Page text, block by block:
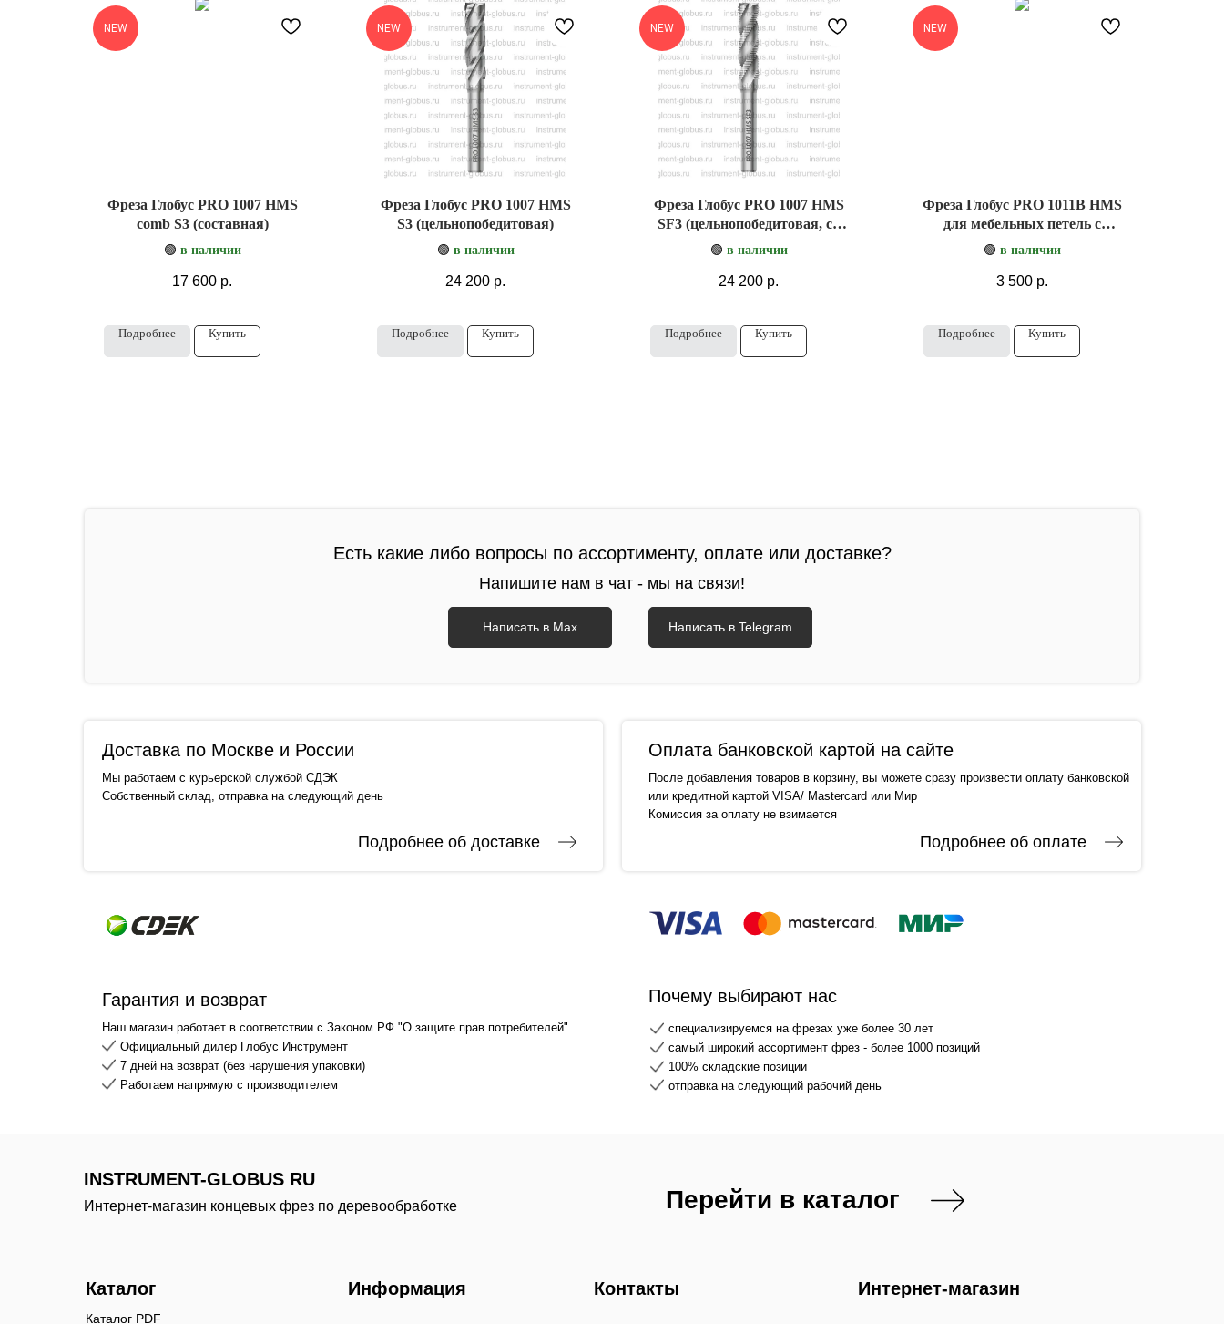
NEW
Фреза Глобус PRO 1007 HMS
comb S3 (составная)
🟢 в наличии
17 600 р.
Подробнее Купить
NEW
Фреза Глобус PRO 1007 HMS
S3 (цельнопобедитовая)
🟢 в наличии
24 200 р.
Подробнее Купить
NEW
Фреза Глобус PRO 1007 HMS
SF3 (цельнопобедитовая, со
стружколомом)
🟢 в наличии
24 200 р.
Подробнее Купить
NEW
Фреза Глобус PRO 1011B HMS
для мебельных петель с
подшипником
🟢 в наличии
3 500 р.
Подробнее Купить
Есть какие либо вопросы по ассортименту, оплате или доставке?
Напишите нам в чат - мы на связи!
Написать в Max Написать в Telegram
Доставка по Москве и России
Мы работаем с курьерской службой СДЭК
Собственный склад, отправка на следующий день
Подробнее об доставке
Оплата банковской картой на сайте
После добавления товаров в корзину, вы можете сразу произвести оплату банковской
или кредитной картой VISA/ Mastercard или Мир
Комиссия за оплату не взимается
Подробнее об оплате
Гарантия и возврат
Наш магазин работает в соответствии с Законом РФ "О защите прав потребителей"
Почему выбирают нас
специализируемся на фрезах уже более 30 лет
самый широкий ассортимент фрез - более 1000 позиций
100% складские позиции
отправка на следующий рабочий день
Официальный дилер Глобус Инструмент
7 дней на возврат (без нарушения упаковки)
Работаем напрямую с производителем
Каталог Информация Контакты Интернет-магазин
Каталог PDF
INSTRUMENT-GLOBUS RU
Интернет-магазин концевых фрез по деревообработке Перейти в каталог